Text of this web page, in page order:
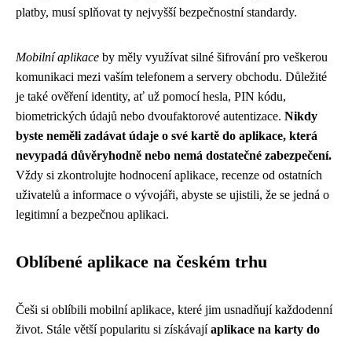
platby, musí splňovat ty nejvyšší bezpečnostní standardy.
Mobilní aplikace by měly využívat silné šifrování pro veškerou
komunikaci mezi vaším telefonem a servery obchodu. Důležité
je také ověření identity, ať už pomocí hesla, PIN kódu,
biometrických údajů nebo dvoufaktorové autentizace. Nikdy
byste neměli zadávat údaje o své kartě do aplikace, která
nevypadá důvěryhodně nebo nemá dostatečné zabezpečení.
Vždy si zkontrolujte hodnocení aplikace, recenze od ostatních
uživatelů a informace o vývojáři, abyste se ujistili, že se jedná o
legitimní a bezpečnou aplikaci.
Oblíbené aplikace na českém trhu
Češi si oblíbili mobilní aplikace, které jim usnadňují každodenní
život. Stále větší popularitu si získávajíaplikace na karty do